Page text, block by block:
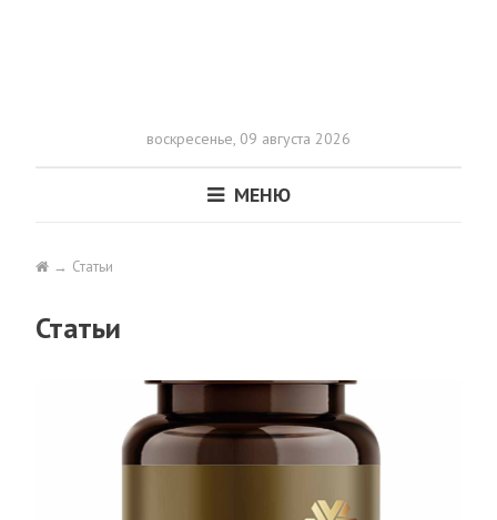
воскресенье, 09 августа 2026
МЕНЮ
Статьи
Статьи